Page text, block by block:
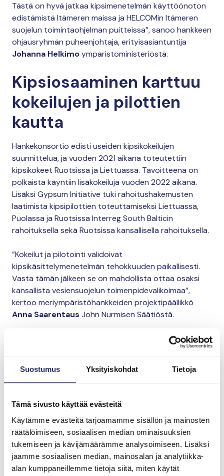
Suostumus Yksityiskohdat Tietoja
Tämä sivusto käyttää evästeitä
Käytämme evästeitä tarjoamamme sisällön ja mainosten
räätälöimiseen, sosiaalisen median ominaisuuksien
tukemiseen ja kävijämäärämme analysoimiseen. Lisäksi
jaamme sosiaalisen median, mainosalan ja analytiikka-
alan kumppaneillemme tietoja siitä, miten käytät
Tästä on hyvä jatkaa kipsimenetelmän käyttöönoton
edistämistä Itämeren maissa ja HELCOMin Itämeren
suojelun toimintaohjelman puitteissa”, sanoo hankkeen
ohjausryhmän puheenjohtaja, erityisasiantuntija
Johanna Helkimoympäristöministeriöstä.
Kipsiosaaminen karttuu
kokeilujen ja pilottien
kautta
Hankekonsortio edisti useiden kipsikokeilujen
suunnittelua, ja vuoden 2021 aikana toteutettiin
kipsikokeet Ruotsissa ja Liettuassa. Tavoitteena on
polkaista käyntiin lisäkokeiluja vuoden 2022 aikana.
Lisäksi Gypsum Initiative tuki rahoitushakemusten
laatimista kipsipilottien toteuttamiseksi Liettuassa,
Puolassa ja Ruotsissa Interreg South Balticin
rahoituksella sekä Ruotsissa kansallisella rahoituksella.
”Kokeilut ja pilotointi validoivat
kipsikäsittelymenetelmän tehokkuuden paikallisesti.
Vasta tämän jälkeen se on mahdollista ottaa osaksi
kansallista vesiensuojelun toimenpidevalikoimaa”,
kertoo meriympäristöhankkeiden projektipäällikkö
Anna Saarentaus John Nurmisen Säätiöstä.
Menetelmä jo melko
hyvin tunnettu
tutkimuksen parissa
Hankkeen lopussa toteutetun sidosryhmäkyselyn
perusteella tietoisuus kipsikäsittelystä on jo melko
hyvä etenkin tutkijayhteisön piirissä. Keskeiset
lisäselvitystarpeet koskevat mm. eri maalajien
reagointia kipsikäsittelyyn sekä kipsin levitystä
yhdessä lannan, mineraalilannoitteiden tai kalkin